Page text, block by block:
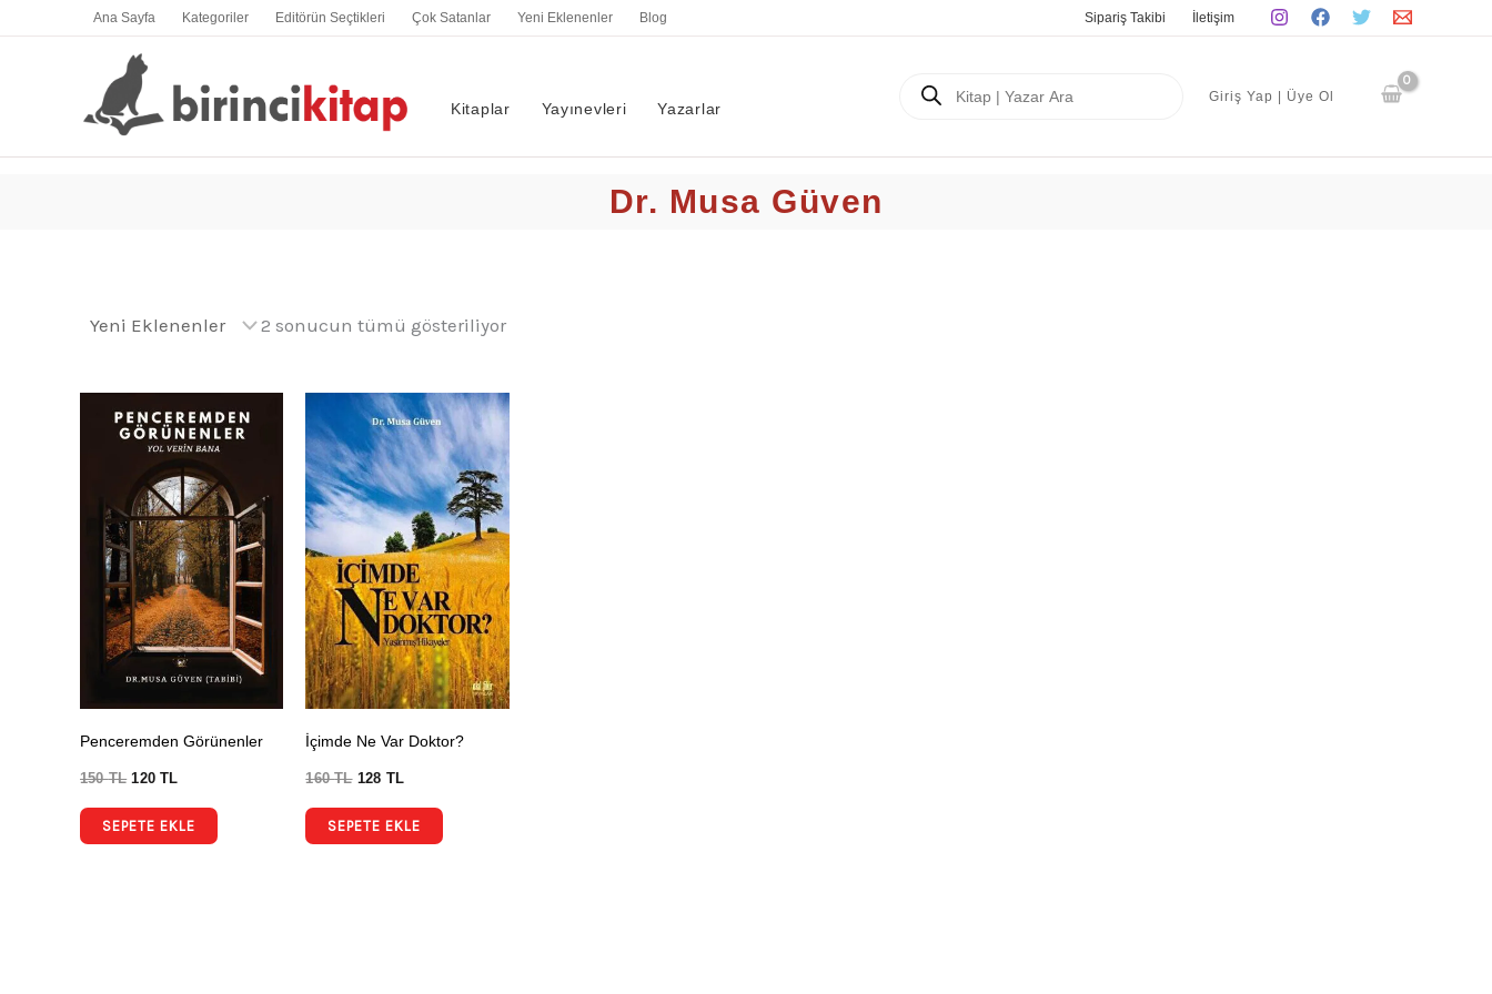
Ana Sayfa Kategoriler Editörün Seçtikleri Çok Satanlar Yeni Eklenenler Blog Sipariş Takibi İletişim
Kitaplar Yayınevleri Yazarlar
search
Giriş Yap | Üye Ol
Dr. Musa Güven
2 sonucun tümü gösteriliyor
En
yeniye
Penceremden Görünenler
150TL 120TL
SEPETE EKLE
İçimde Ne Var Doktor?
160TL 128 TL
SEPETE EKLE